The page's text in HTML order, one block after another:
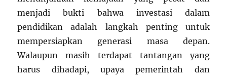
menjadi bukti bahwa investasi dalam
pendidikan adalah langkah penting untuk
mempersiapkan generasi masa depan.
Walaupun masih terdapat tantangan yang
harus dihadapi, upaya pemerintah dan